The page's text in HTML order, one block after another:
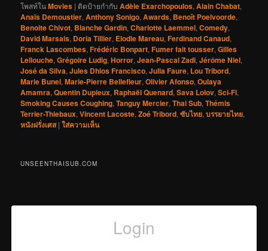
โพสท์ในMovies | ติดป้ายกำกับ Adèle Exarchopoulos,Alain Chabat,
Anaïs Demoustier,Anthony Sonigo,Awards, Benoît Poelvoorde,
Benoite Chivot, Blanche Gardin,Charlotte Laemmel,Comedy,
David Marsais, Doria Tillier, Elodie Mareau,Ferdinand Canaud,
Franck Lascombes,Frédéric Bonpart,Fumer fait tousser,Gilles
Lellouche,Grégoire Ludig,Horror,Jean-Pascal Zadi,Jérôme Niel,
José da Silva,Jules Dhios Francisco,Julia Faure, Lou Tribord,
Marie Bunel,Marie-Pierre Bellefleur,Olivier Afonso,Oulaya
Amamra,Quentin Dupieux, Raphaël Quenard,Sava Lolov,Sci-Fi,
Smoking Causes Coughing,Tanguy Mercier,Thai Sub,Thémis
Terrier-Thiebaux,Vincent Lacoste,Zoé Tribord,ซับไทย,บรรยายไทย,
หนังฝรั่งเศส |ใส่ความเห็น
UNSEENTHAISUB.COM
Login